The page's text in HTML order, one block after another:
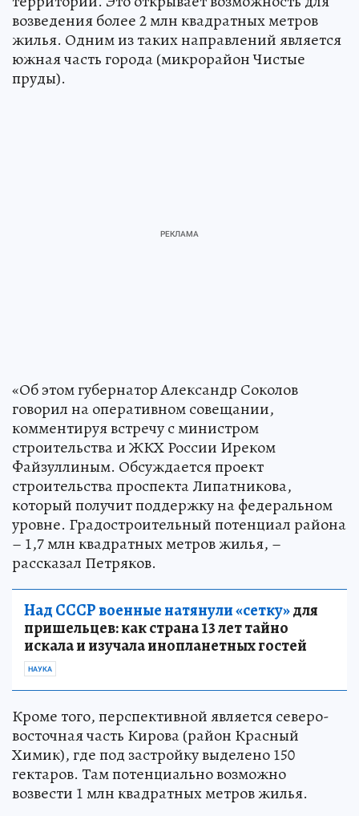
возведения более 2 млн квадратных метров
жилья. Одним из таких направлений является
южная часть города (микрорайон Чистые
пруды).
«Об этом губернатор Александр Соколов
говорил на оперативном совещании,
комментируя встречу с министром
строительства и ЖКХ России Иреком
Файзуллиным. Обсуждается проект
строительства проспекта Липатникова,
который получит поддержку на федеральном
уровне. Градостроительный потенциал района
– 1,7 млн квадратных метров жилья, –
рассказал Петряков.
Над СССР военные натянули «сетку»для
пришельцев: как страна 13 лет тайно
искала и изучала инопланетных гостей
НАУКА
Кроме того, перспективной является северо-
восточная часть Кирова (район Красный
Химик), где под застройку выделено 150
гектаров. Там потенциально возможно
возвести 1 млн квадратных метров жилья.